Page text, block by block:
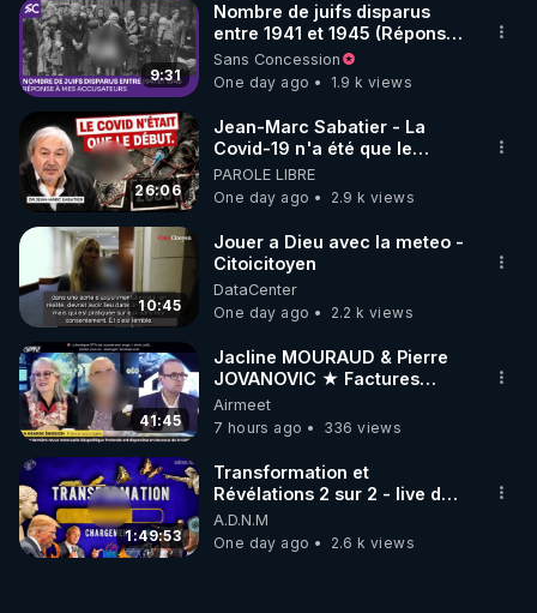
9:31
Nombre de juifs disparus
entre 1941 et 1945 (Réponse
à mes accusateurs)
Sans Concession
One day ago
1.9 k views
26:06
Jean-Marc Sabatier - La
Covid-19 n'a été que le
début - L'ARNm & l'ARNm-aa
jusqu où auront-t-il ?
PAROLE LIBRE
One day ago
2.9 k views
10:45
Jouer a Dieu avec la meteo -
Citoicitoyen
DataCenter
One day ago
2.2 k views
41:45
Jacline MOURAUD & Pierre
JOVANOVIC ★ Factures
Impayées : Où Est Passé Le
Pognon ?
Airmeet
7 hours ago
336 views
1:49:53
Transformation et
Révélations 2 sur 2 - live du
07/08/26
A.D.N.M
One day ago
2.6 k views